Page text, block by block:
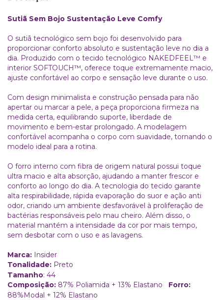
Sutiã Sem Bojo Sustentação Leve Comfy
O sutiã tecnológico sem bojo foi desenvolvido para
proporcionar conforto absoluto e sustentação leve no dia a
dia. Produzido com o tecido tecnológico NAKEDFEEL™️ e
interior SOFTOUCH™️, oferece toque extremamente macio,
ajuste confortável ao corpo e sensação leve durante o uso.
Com design minimalista e construção pensada para não
apertar ou marcar a pele, a peça proporciona firmeza na
medida certa, equilibrando suporte, liberdade de
movimento e bem-estar prolongado. A modelagem
confortável acompanha o corpo com suavidade, tornando o
modelo ideal para a rotina.
O forro interno com fibra de origem natural possui toque
ultra macio e alta absorção, ajudando a manter frescor e
conforto ao longo do dia. A tecnologia do tecido garante
alta respirabilidade, rápida evaporação do suor e ação anti
odor, criando um ambiente desfavorável à proliferação de
bactérias responsáveis pelo mau cheiro. Além disso, o
material mantém a intensidade da cor por mais tempo,
sem desbotar com o uso e as lavagens.
Marca: Insider
Tonalidade: Preto
Tamanho: 44
Composição: 87% Poliamida + 13% Elastano Forro:
88%Modal + 12% Elastano